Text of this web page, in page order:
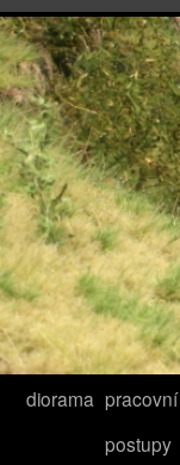
diorama pracovní
postupy